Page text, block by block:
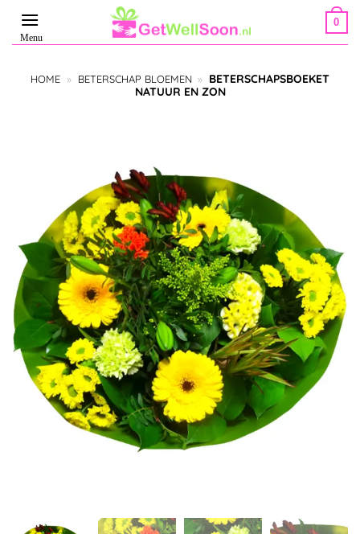
naar
inhoud
0
HOME » BETERSCHAP BLOEMEN » BETERSCHAPSBOEKET
NATUUR EN ZON